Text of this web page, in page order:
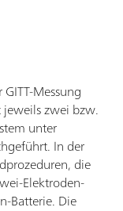
Messung
zwei bzw.
unter
In der
die
Elektroden-
Batterie. Die